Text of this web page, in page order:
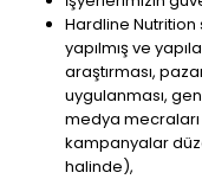
Hardline Nutrition
yapılmış ve
araştırması,
uygulanması,
medya
kampanyalar
halinde),